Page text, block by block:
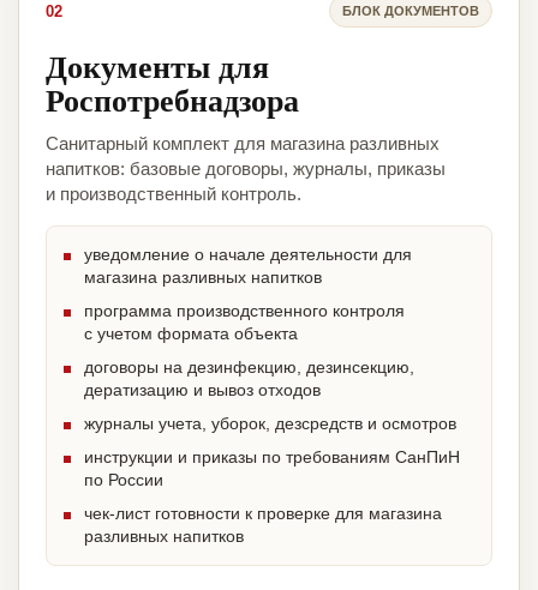
02 БЛОК ДОКУМЕНТОВ
Документы для
Роспотребнадзора
Санитарный комплект для магазина разливных
напитков: базовые договоры, журналы, приказы
и производственный контроль.
уведомление о начале деятельности для
магазина разливных напитков
программа производственного контроля
с учетом формата объекта
договоры на дезинфекцию, дезинсекцию,
дератизацию и вывоз отходов
журналы учета, уборок, дезсредств и осмотров
инструкции и приказы по требованиям СанПиН
по России
чек-лист готовности к проверке для магазина
разливных напитков